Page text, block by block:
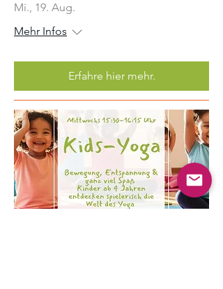
Mi., 19. Aug.
Mehr Infos
Erfahre hier mehr.